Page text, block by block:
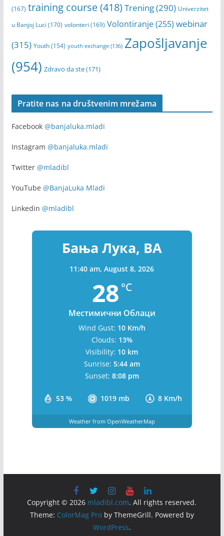
(167) training course(418) Trening(290) Univerzitet
u Banjoj Luci (170) volonteri (169) Volontiranje(255) webinar
(315) Youth(154) youth exchange(136) Zapošljavanje
(954) Zdravo da ste(171)
Pratite nas na društvenim mrežama
Facebook @banjaluka.mladi
Instagram @banjaluka.mladi
Twitter @mladibl
YouTube @BanjaLuka Mladi
Linkedin @mladibl
Бања Лука, BA
11:40 am,August 8, 2026
28 °C
Местимични Облаци
53 % 1019 mb 8 Km/h
Wind Gust: 10 Km/h
Clouds: 13%
Visibility: 10 km
Sunrise: 5:44 am
Sunset: 8:08 pm
Weather from OpenWeatherMap
Copyright © 2026 mladibl.com. All rights reserved.
Theme: ColorMag Proby ThemeGrill. Powered by
WordPress.